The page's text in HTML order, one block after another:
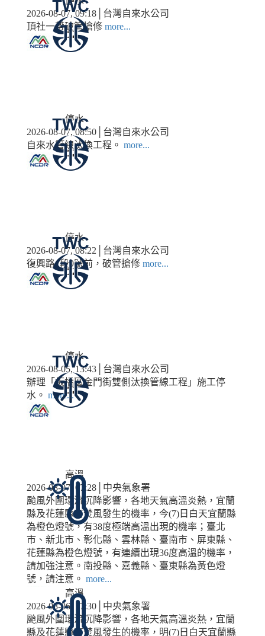
2026-08-07, 09:18│台灣自來水公司
頂社一帶破管搶修 more...
停水
2026-08-07, 08:50│台灣自來水公司
自來水管線汰換工程。 more...
停水
2026-08-07, 08:22│台灣自來水公司
復興路1段9號前，破管搶修 more...
停水
2026-08-05, 13:43│台灣自來水公司
辦理「板橋區金門街雙側汰換管線工程」施工停
水。 more...
高溫
2026-08-07, 07:28│中央氣象署
颱風外圍環流沉降影響，各地天氣高溫炎熱，宜蘭
縣及花蓮縣有焚風發生的機率，今(7)日白天宜蘭縣
為橙色燈號，有38度極端高溫出現的機率；臺北
市、新北市、彰化縣、雲林縣、臺南市、屏東縣、
花蓮縣為橙色燈號，有連續出現36度高溫的機率，
請加強注意。南投縣、嘉義縣、臺東縣為黃色燈
號，請注意。 more...
高溫
2026-08-06, 17:30│中央氣象署
颱風外圍環流沉降影響，各地天氣高溫炎熱，宜蘭
縣及花蓮縣有焚風發生的機率，明(7)日白天宜蘭縣